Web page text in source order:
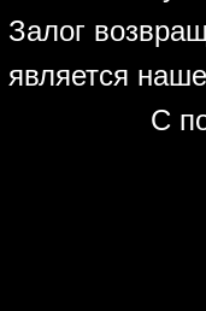
Залог
является
С